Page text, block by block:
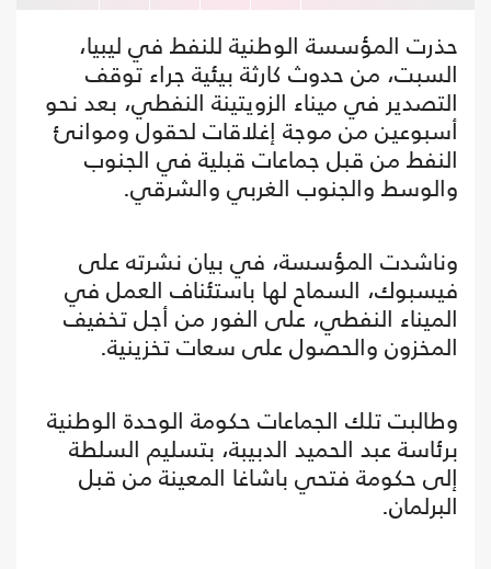
حذرت المؤسسة الوطنية للنفط في ليبيا،
السبت، من حدوث كارثة بيئية جراء توقف
التصدير في ميناء الزويتينة النفطي، بعد نحو
أسبوعين من موجة إغلاقات لحقول وموانئ
النفط من قبل جماعات قبلية في الجنوب
والوسط والجنوب الغربي والشرقي.
وناشدت المؤسسة، في بيان نشرته على
فيسبوك، السماح لها باستئناف العمل في
الميناء النفطي، على الفور من أجل تخفيف
المخزون والحصول على سعات تخزينية.
وطالبت تلك الجماعات حكومة الوحدة الوطنية
برئاسة عبد الحميد الدبيبة، بتسليم السلطة
إلى حكومة فتحي باشاغا المعينة من قبل
البرلمان.